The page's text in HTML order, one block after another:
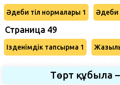
Әдеби тіл нормалары 1 Әдеби
Страница 49
Ізденімдік тапсырма 1
Төрт құбыла